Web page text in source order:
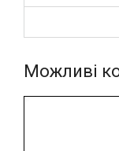
оформленні
вологи, сонячних
Можливі